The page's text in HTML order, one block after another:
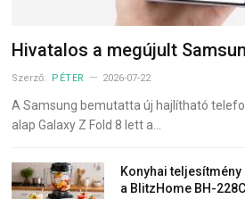
Hivatalos a megújult
Szerző: PÉTER 2026-07-22
A Samsung bemutatta új hajlítható
alap Galaxy Z Fold 8 lett a…
Konyhai
a BlitzHome BH-